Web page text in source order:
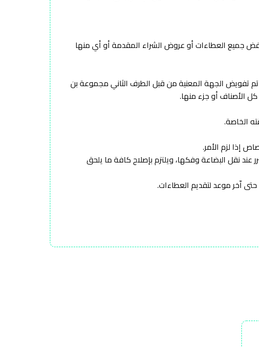
رفض جميع العطاءات أو عروض الشراء المقدمة أو أي منها
تفويض الجهة المعنية من قبل الطرف الثاني مجموعة بن
الأصناف أو جزء منها.
نقل البضاعة وفكها، ويلتزم بإصلاح كافة ما يلحق